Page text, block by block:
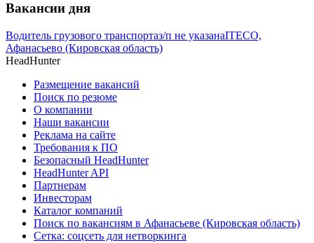
Вакансии дня
Водитель грузового транспортаз/п не указанаITECO,
Афанасьево (Кировская область)
HeadHunter
Размещение вакансий
Поиск по резюме
О компании
Наши вакансии
Реклама на сайте
Требования к ПО
Безопасный HeadHunter
HeadHunter API
Партнерам
Инвесторам
Каталог компаний
Поиск по вакансиям в Афанасьеве (Кировская область)
Сетка: соцсеть для нетворкинга